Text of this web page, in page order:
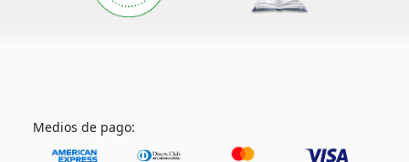
Medios de pago: